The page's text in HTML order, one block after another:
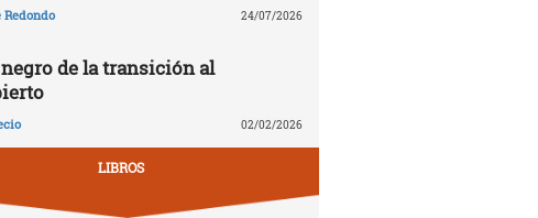
Redondo 24/07/2026
de la transición al
02/02/2026
LIBROS